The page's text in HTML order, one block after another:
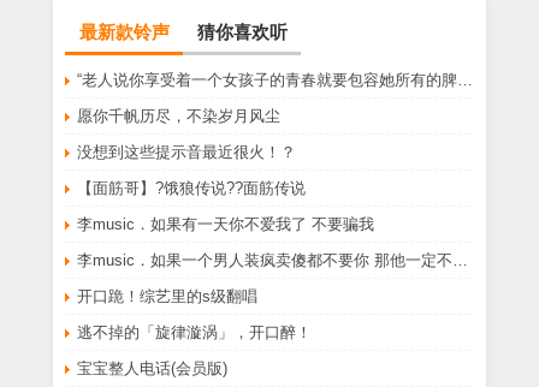
最新款铃声 猜你喜欢听
愿你千帆历尽，不染岁月风尘
没想到这些提示音最近很火！？
【面筋哥】?饿狼传说??面筋传说
李music．如果有一天你不爱我了 不要骗我
开口跪！综艺里的s级翻唱
逃不掉的「旋律漩涡」，开口醉！
宝宝整人电话(会员版)